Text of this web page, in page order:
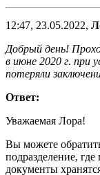
12:47, 23.05.2022,
Добрый день!
в июне 2020 г. при
потеряли
Ответ:
Уважаемая Лора!
Вы можете
подразделение,
документы